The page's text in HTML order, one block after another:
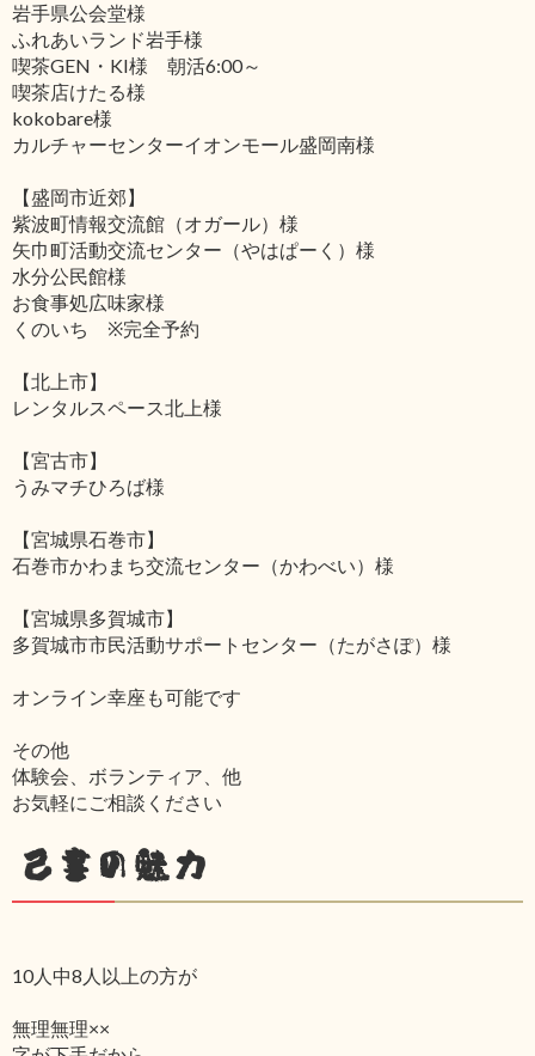
岩手県公会堂様
ふれあいランド岩手様
喫茶GEN・KI様 朝活6:00～
喫茶店けたる様
kokobare様
カルチャーセンターイオンモール盛岡南様
【盛岡市近郊】
紫波町情報交流館（オガール）様
矢巾町活動交流センター（やはぱーく）様
水分公民館様
お食事処広味家様
くのいち ※完全予約
【北上市】
レンタルスペース北上様
【宮古市】
うみマチひろば様
【宮城県石巻市】
石巻市かわまち交流センター（かわべい）様
【宮城県多賀城市】
多賀城市市民活動サポートセンター（たがさぽ）様
オンライン幸座も可能です
その他
体験会、ボランティア、他
お気軽にご相談ください
己書の魅力
10人中8人以上の方が
無理無理××